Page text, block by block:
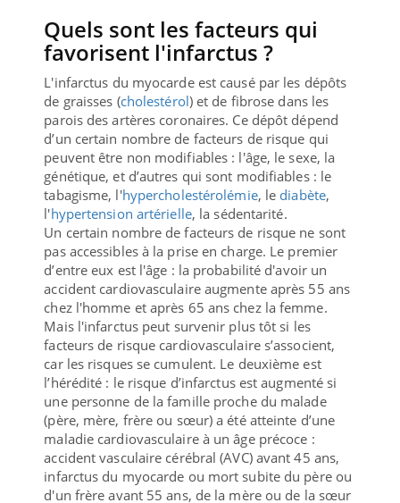
Quels sont les facteurs qui
favorisent l'infarctus ?
L'infarctus du myocarde est causé par les dépôts
de graisses (cholestérol) et de fibrose dans les
parois des artères coronaires. Ce dépôt dépend
d’un certain nombre de facteurs de risque qui
peuvent être non modifiables : l'âge, le sexe, la
génétique, et d’autres qui sont modifiables : le
tabagisme, l'hypercholestérolémie, le diabète,
l'hypertension artérielle, la sédentarité.
Un certain nombre de facteurs de risque ne sont
pas accessibles à la prise en charge. Le premier
d’entre eux est l'âge : la probabilité d'avoir un
accident cardiovasculaire augmente après 55 ans
chez l'homme et après 65 ans chez la femme.
Mais l'infarctus peut survenir plus tôt si les
facteurs de risque cardiovasculaire s’associent,
car les risques se cumulent. Le deuxième est
l’hérédité : le risque d’infarctus est augmenté si
une personne de la famille proche du malade
(père, mère, frère ou sœur) a été atteinte d’une
maladie cardiovasculaire à un âge précoce :
accident vasculaire cérébral (AVC) avant 45 ans,
infarctus du myocarde ou mort subite du père ou
d'un frère avant 55 ans, de la mère ou de la sœur